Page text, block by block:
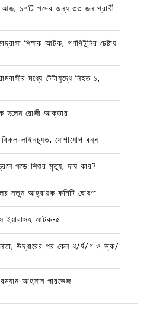
আজ; ১৭টি পদের জন্য ৩৩ জন প্রার্থী
শিক্ষক আটক, গণপিটুনির চেষ্টায়
মধ্যে টেটাযুদ্ধে নিহত ১,
হলেন রোজী আক্তার
লাইনচ্যুত; যোগাযোগ বন্ধ
পড়ে শিশুর মৃত্যু, দায় কার?
নতুন আহ্বায়ক কমিটি ঘোষণা
ইয়াবাসহ আটক-৫
উদ্ধারের পর কেন ধ/র্ষ/ণ ও ভ্রু/
আহসান পারভেজ